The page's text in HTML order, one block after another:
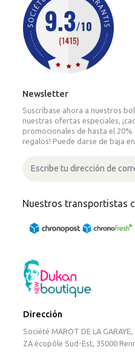
Newsletter
Suscríbase ahora a nuestros
nuestras ofertas especiales,
promocionales de hasta el
regalos! Puede darse de baja
Nuestros transportistas
Dirección
Société MAROT DE LA
ZA écopôle Sud-Est, 35000